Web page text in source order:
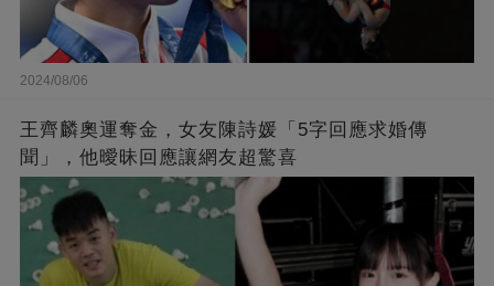
2024/08/06
王齊麟奧運奪金，女友陳詩媛「5字回應求婚傳
聞」，他曖昧回應讓網友超驚喜